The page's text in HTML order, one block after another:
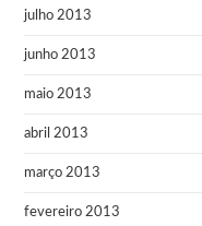
julho 2013
junho 2013
maio 2013
abril 2013
março 2013
fevereiro 2013